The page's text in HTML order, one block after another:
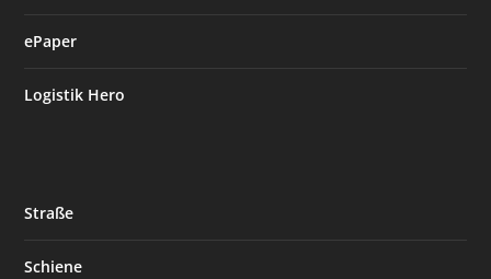
ePaper
Logistik Hero
Straße
Schiene